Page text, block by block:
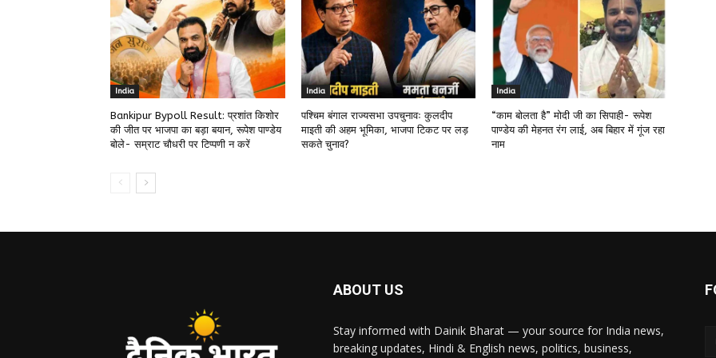
India
Bankipur Bypoll Result: प्रशांत किशोर
की जीत पर भाजपा का बड़ा बयान, रूपेश पाण्डेय
बोले- सम्राट चौधरी पर टिप्पणी न करें
India
पश्चिम बंगाल राज्यसभा उपचुनावः कुलदीप
माइती की अहम भूमिका, भाजपा टिकट पर लड़
सकते चुनाव?
India
“काम बोलता है” मोदी जी का सिपाही- रूपेश
पाण्डेय की मेहनत रंग लाई, अब बिहार में गूंज रहा
नाम
ABOUT US
Stay informed with Dainik Bharat — your source for India news,
breaking updates, Hindi & English news, politics, business,